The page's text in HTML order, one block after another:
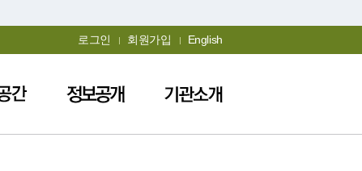
로그인 회원가입 English